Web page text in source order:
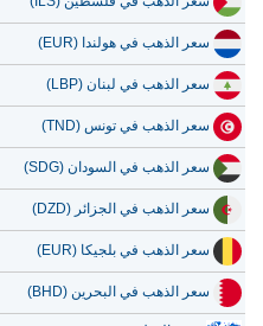
سعر الذهب في هولندا (EUR)
سعر الذهب في لبنان (LBP)
سعر الذهب في تونس (TND)
سعر الذهب في السودان (SDG)
سعر الذهب في الجزائر (DZD)
سعر الذهب في بلجيكا (EUR)
سعر الذهب في البحرين (BHD)